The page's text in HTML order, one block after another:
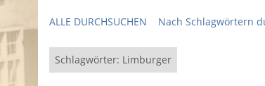
H
u
p
ALLE DURCHSUCHEN Nach Schlagwörtern
Schlagwörter: Limburger